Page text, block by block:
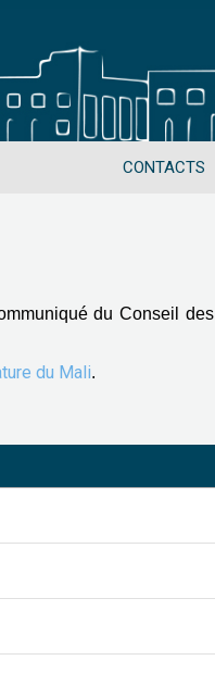
CONTACTS
du Conseil des
du Mali.